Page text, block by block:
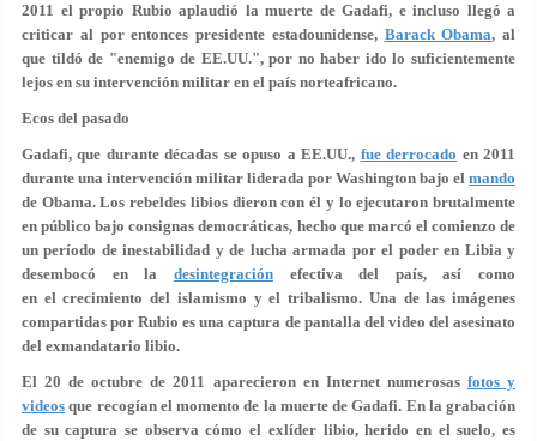
2011 el propio Rubio aplaudió la muerte de Gadafi, e incluso llegó a
criticar al por entonces presidente estadounidense, Barack Obama, al
que tildó de "enemigo de EE.UU.", por no haber ido lo suficientemente
lejos en su intervención militar en el país norteafricano.
Ecos del pasado
Gadafi, que durante décadas se opuso a EE.UU., fue derrocado en 2011
durante una intervención militar liderada por Washington bajo el mando
de Obama. Los rebeldes libios dieron con él y lo ejecutaron brutalmente
en público bajo consignas democráticas, hecho que marcó el comienzo de
un período de inestabilidad y de lucha armada por el poder en Libia y
desembocó en la desintegraciónefectiva del país, así como
en el crecimiento del islamismo y el tribalismo. Una de las imágenes
compartidas por Rubio es una captura de pantalla del video del asesinato
del exmandatario libio.
El 20 de octubre de 2011 aparecieron en Internet numerosas fotos y
videos que recogían el momento de la muerte de Gadafi. En la grabación
de su captura se observa cómo el exlíder libio, herido en el suelo, es